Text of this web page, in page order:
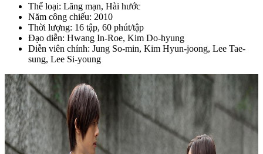
Thể loại: Lãng mạn, Hài hước
Năm công chiếu: 2010
Thời lượng: 16 tập, 60 phút/tập
Đạo diễn: Hwang In-Roe, Kim Do-hyung
Diễn viên chính: Jung So-min, Kim Hyun-joong, Lee Tae-
sung, Lee Si-young